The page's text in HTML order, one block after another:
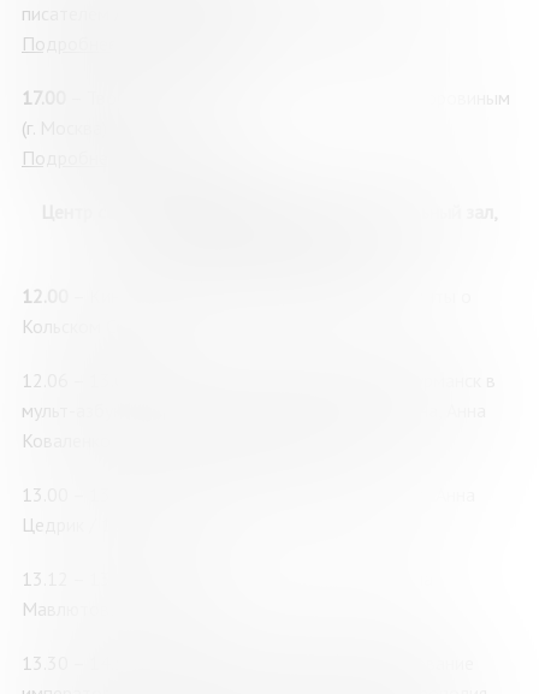
писателем Андреем Рубановым (г. Москва), 12+
Подробнее о мероприятии
17.00
Творческая встреча с поэтом Андреем Коровиным
(г. Москва), 12+
Подробнее о мероприятии
12.00
Кольском Севере
12.06 – 13.00 Серия детских мультфильмов «Мурманск в
мульт-азбуке», 2025-2026, реж. Анастасия Лукина, Анна
Коваленко, Татьяна Головина / 54 мин., 6+
13.00 – 13.12 Фильм «Зимняя сказка», 2024, реж. Анна
Цедрик / 12 мин., 6+
13.12 – 13.17 Фильм «Щи», 2022, реж. Екатерина
Мавлютова / 5 мин., 6+
13.30 – 14.55 Фильм «Кольский Север в царствование